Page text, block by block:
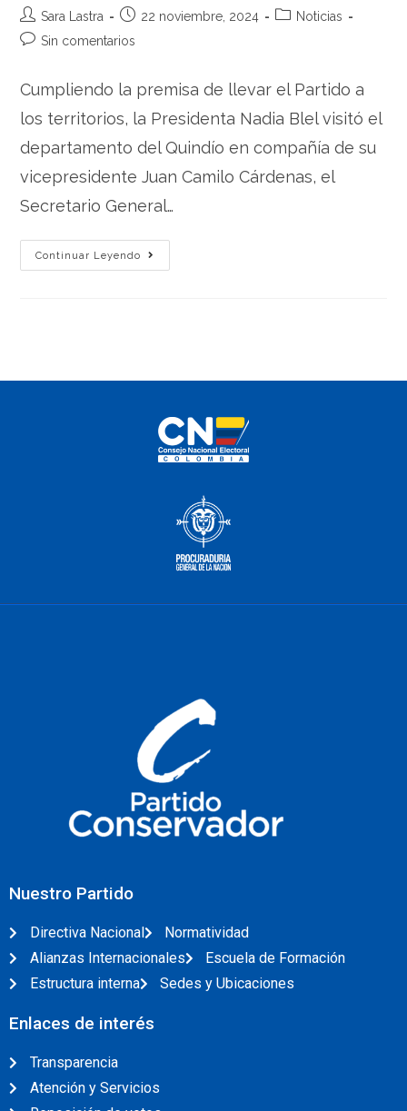
Sara Lastra 22 noviembre, 2024
Noticias
Sin comentarios
Cumpliendo la premisa de llevar el Partido a
los territorios, la Presidenta Nadia Blel visitó el
departamento del Quindío en compañía de su
vicepresidente Juan Camilo Cárdenas, el
Secretario General…
Continuar Leyendo
Nuestro Partido
Directiva Nacional
Normatividad
Alianzas Internacionales
Escuela de Formación
Estructura interna
Sedes y Ubicaciones
Enlaces de interés
Transparencia
Atención y Servicios